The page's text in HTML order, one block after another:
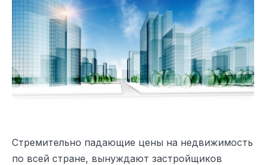
Стремительно падающие цены на недвижимость
по всей стране, вынуждают застройщиков